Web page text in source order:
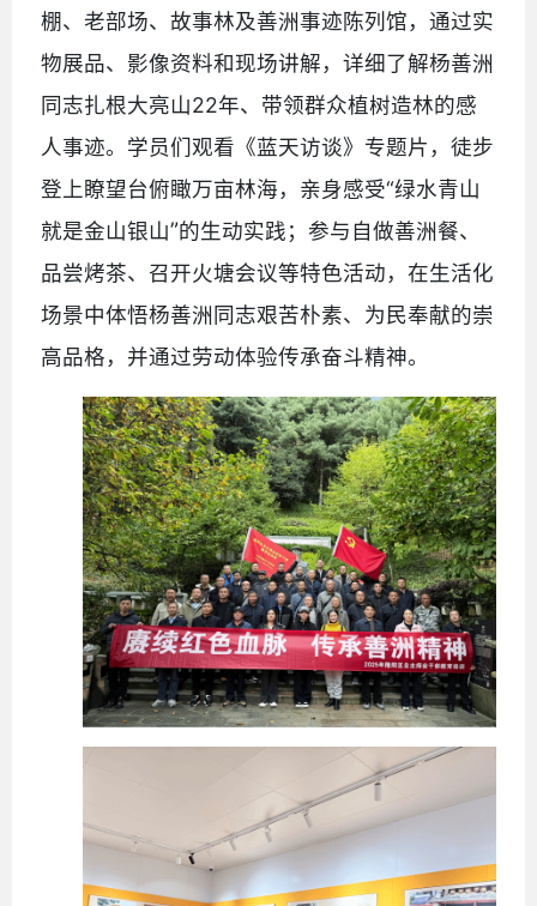
棚、老部场、故事林及善洲事迹陈列馆，通过实
物展品、影像资料和现场讲解，详细了解杨善洲
同志扎根大亮山22年、带领群众植树造林的感
人事迹。学员们观看《蓝天访谈》专题片，徒步
登上瞭望台俯瞰万亩林海，亲身感受“绿水青山
就是金山银山”的生动实践；参与自做善洲餐、
品尝烤茶、召开火塘会议等特色活动，在生活化
场景中体悟杨善洲同志艰苦朴素、为民奉献的崇
高品格，并通过劳动体验传承奋斗精神。